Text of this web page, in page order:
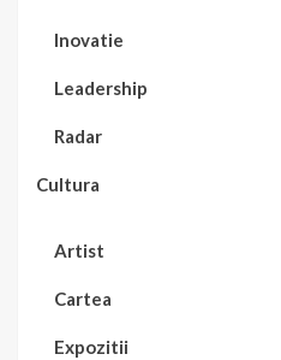
Inovatie
Leadership
Radar
Cultura
Artist
Cartea
Expozitii